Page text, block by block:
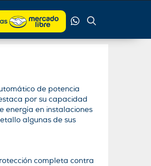
de potencia
por su capacidad
energía en instalaciones
algunas de sus
completa contra